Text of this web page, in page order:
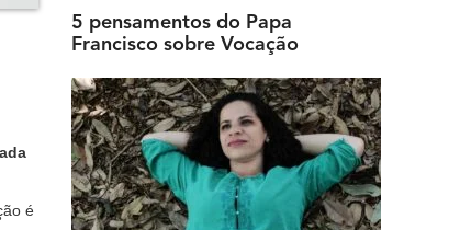
é
5 pensamentos do Papa
Francisco sobre Vocação